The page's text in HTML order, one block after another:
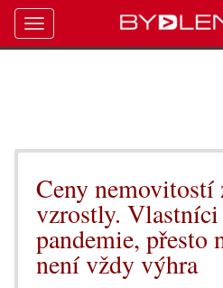
Ceny nemovitostí
vzrostly.
pandemie, přesto
není vždy výhra
Toggle
navigation